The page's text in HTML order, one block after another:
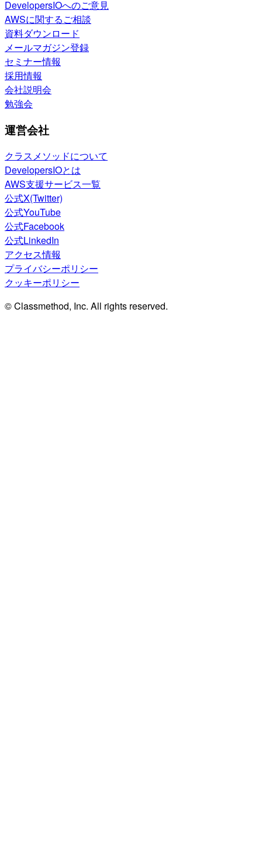
DevelopersIOへのご意見
AWSに関するご相談
資料ダウンロード
メールマガジン登録
セミナー情報
採用情報
会社説明会
勉強会
運営会社
クラスメソッドについて
DevelopersIOとは
AWS支援サービス一覧
公式X(Twitter)
公式YouTube
公式Facebook
公式LinkedIn
アクセス情報
プライバシーポリシー
クッキーポリシー
© Classmethod, Inc. All rights reserved.